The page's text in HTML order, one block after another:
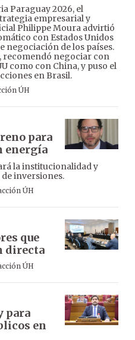
Paraguay 2026, el
empresarial y
Philippe Moura advirtió
con Estados Unidos
negociación de los países.
recomendó negociar con
como con China, y puso el
en Brasil.
ÚH
para
energía
la institucionalidad y
inversiones.
ÚH
que
directa
ÚH
para
en